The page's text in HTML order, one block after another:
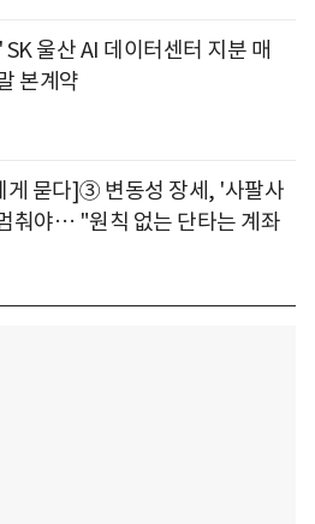
울산 AI 데이터센터 지분 매
본계약
게 묻다]③ 변동성 장세, '사팔사
춰야… "원칙 없는 단타는 계좌